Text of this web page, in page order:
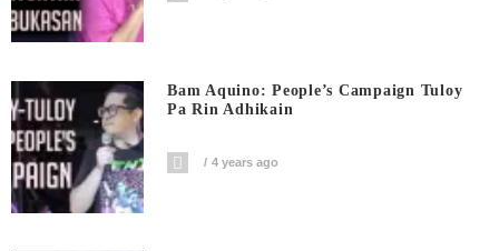
Bam Aquino: People’s Campaign Tuloy
Pa Rin Adhikain
4 years ago